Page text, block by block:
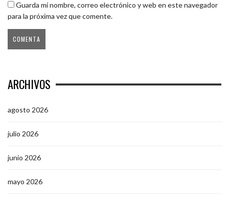
Guarda mi nombre, correo electrónico y web en este navegador
para la próxima vez que comente.
ARCHIVOS
agosto 2026
julio 2026
junio 2026
mayo 2026